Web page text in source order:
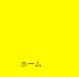
ホーム